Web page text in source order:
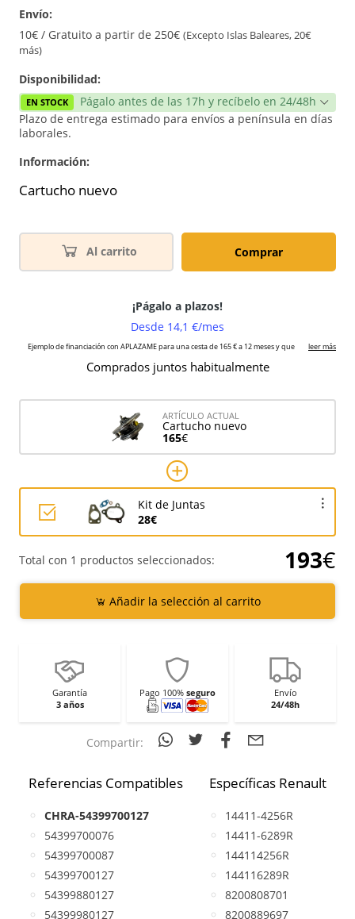
Envío:
10€ / Gratuito a partir de 250€ (Excepto Islas Baleares, 20€
más)
Disponibilidad:
EN STOCK
Págalo antes de las 17h y recíbelo en 24/48h
Plazo de entrega estimado para envíos a península en días
laborales.
Información:
Cartucho nuevo
Al carrito Comprar
Comprados juntos habitualmente
ARTÍCULO ACTUAL
Cartucho nuevo
165€
Kit de Juntas
28€
Total con 1 productos seleccionados: 193€
Añadir la selección al carrito
Garantía
3 años
Pago 100% seguro
Envío
24/48h
Compartir:
Referencias Compatibles
CHRA-54399700127
54399700076
54399700087
54399700127
54399880127
54399980127
Específicas Renault
14411-4256R
14411-6289R
144114256R
144116289R
8200808701
8200889697